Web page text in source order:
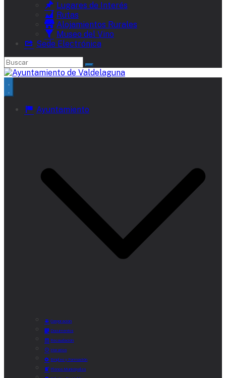
Lugares de Interés
Rutas
Alojamientos Rurales
Museo del Vino
Sede Electrónica
Ayuntamiento
Corporación
Documentos
Recaudación
Horarios
Empleo y Formación
Plenos Municipales